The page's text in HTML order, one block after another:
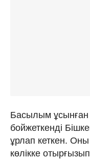
Басылым ұсынған
бойжеткенді
ұрлап кеткен.
көлікке